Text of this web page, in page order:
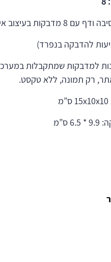
להדבקה בנפרד)
למדבקות שמתקבלות
רק תמונה, ללא טקסט.